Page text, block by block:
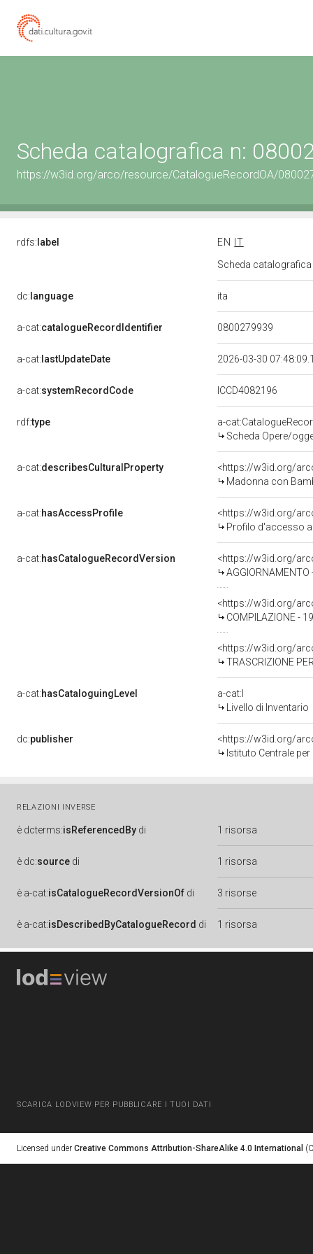
Scheda catalografica n:
https://w3id.org/arco/resource/CatalogueRecordOA/
rdfs: label EN
IT
Scheda
dc: language ita
a-cat:catalogueRecordIdentifier 0800279939
a-cat: lastUpdateDate 2026-03-30
a-cat:systemRecordCode ICCD4082196
rdf:type
a-
Scheda Opere/
a-cat:describesCulturalProperty
<https://w3id.org/
Madonna con
a-cat:hasAccessProfile
<https://w3id.org/
Profilo d'accesso
a-cat:hasCatalogueRecordVersion
<https://w3id.org/
AGGIORNAMENTO
<https://w3id.org/
COMPILAZIONE -
<https://w3id.org/
TRASCRIZIONE
a-cat:hasCataloguingLevel
a-cat:I
Livello di Inventario
dc:publisher
<https://w3id.org/
Istituto Centrale
RELAZIONI INVERSE
è dcterms:isReferencedBy di 1 risorsa
è dc:source di 1 risorsa
è a-cat:isCatalogueRecordVersionOf di 3 risorse
è a-cat:isDescribedByCatalogueRecord di 1 risorsa
SCARICA LODVIEW PER PUBBLICARE I TUOI DATI
Licensed under Creative Commons Attribution-ShareAlike 4.0 International